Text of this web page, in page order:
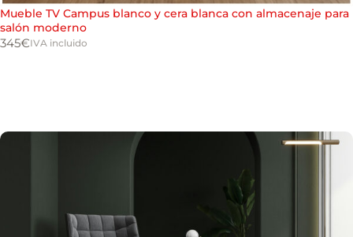
Mueble TV Campus blanco y cera blanca con almacenaje para
salón moderno
345€IVA incluido